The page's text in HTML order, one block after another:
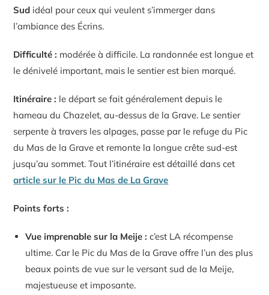
Sud idéal pour ceux qui veulent s’immerger dans
l’ambiance des Écrins.
Difficulté : modérée à difficile. La randonnée est longue et
le dénivelé important, mais le sentier est bien marqué.
Itinéraire : le départ se fait généralement depuis le
hameau du Chazelet, au-dessus de la Grave. Le sentier
serpente à travers les alpages, passe par le refuge du Pic
du Mas de la Grave et remonte la longue crête sud-est
jusqu’au sommet. Tout l’itinéraire est détaillé dans cet
article sur le Pic du Mas de La Grave
Points forts :
Vue imprenable sur la Meije : c’est LA récompense
ultime. Car le Pic du Mas de la Grave offre l’un des plus
beaux points de vue sur le versant sud de la Meije,
majestueuse et imposante.